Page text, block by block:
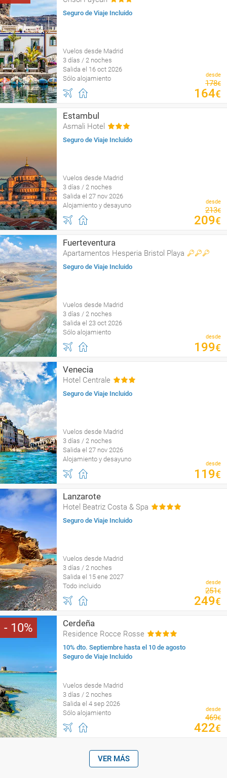
Seguro de Viaje Incluido
Vuelos desde Madrid
3 días / 2 noches
Salida el 16 oct 2026
Sólo alojamiento
desde
178€
164€
Estambul
Asmali Hotel
Seguro de Viaje Incluido
Vuelos desde Madrid
3 días / 2 noches
Salida el 27 nov 2026
Alojamiento y desayuno
desde
213€
209€
Fuerteventura
Apartamentos Hesperia Bristol Playa
Seguro de Viaje Incluido
Vuelos desde Madrid
3 días / 2 noches
Salida el 23 oct 2026
Sólo alojamiento
desde
199€
Venecia
Hotel Centrale
Seguro de Viaje Incluido
Vuelos desde Madrid
3 días / 2 noches
Salida el 27 nov 2026
Alojamiento y desayuno
desde
119€
Lanzarote
Hotel Beatriz Costa & Spa
Seguro de Viaje Incluido
Vuelos desde Madrid
3 días / 2 noches
Salida el 15 ene 2027
Todo incluido
desde
251€
249€
10 Cerdeña
Residence Rocce Rosse
10% dto. Septiembre hasta el 10 de agosto
Seguro de Viaje Incluido
Vuelos desde Madrid
3 días / 2 noches
Salida el 4 sep 2026
Sólo alojamiento
desde
469€
422€
VER MÁS